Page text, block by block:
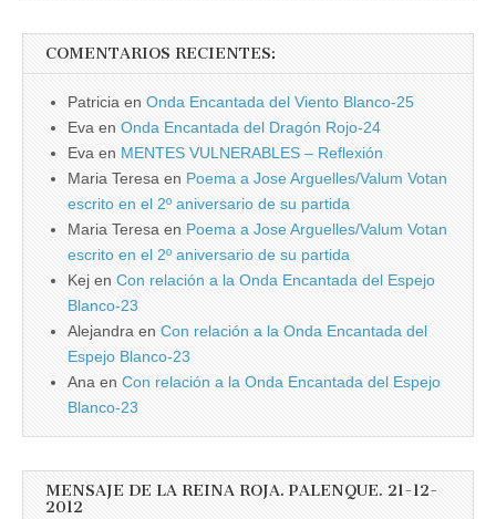
COMENTARIOS RECIENTES:
Patricia en Onda Encantada del Viento Blanco-25
Eva en Onda Encantada del Dragón Rojo-24
Eva en MENTES VULNERABLES – Reflexión
Maria Teresa en Poema a Jose Arguelles/Valum Votan
escrito en el 2º aniversario de su partida
Maria Teresa en Poema a Jose Arguelles/Valum Votan
escrito en el 2º aniversario de su partida
Kej en Con relación a la Onda Encantada del Espejo
Blanco-23
Alejandra en Con relación a la Onda Encantada del
Espejo Blanco-23
Ana en Con relación a la Onda Encantada del Espejo
Blanco-23
MENSAJE DE LA REINA ROJA. PALENQUE. 21-12-
2012